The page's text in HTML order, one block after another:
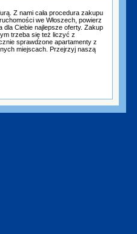
Z nami cała procedura zakupu
we Włoszech, powierz
Ciebie najlepsze oferty. Zakup
trzeba się też liczyć z
sprawdzone apartamenty z
miejscach. Przejrzyj naszą